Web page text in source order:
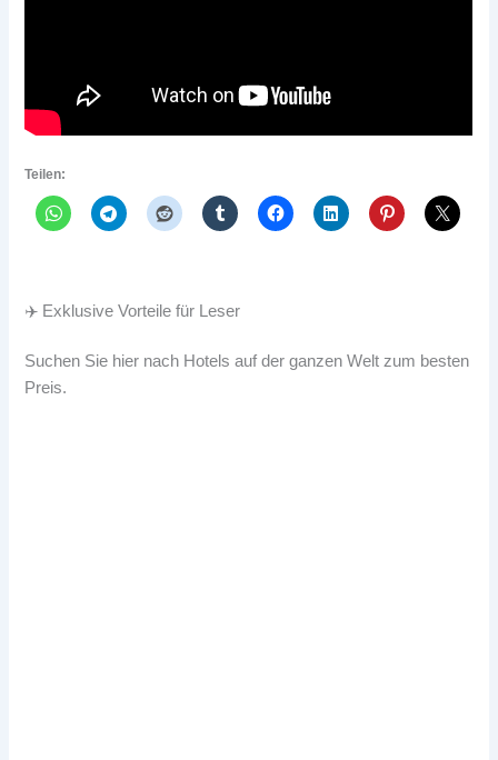
Teilen:
✈️ Exklusive Vorteile für Leser
Suchen Sie hier nach Hotels auf der ganzen Welt zum besten
Preis.